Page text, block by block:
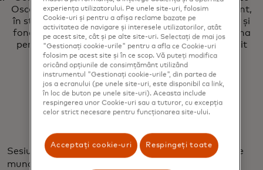
Oscar, fondatoarea și CEO-ul Sikhya Entertainment,
în stânga, și Lilly Singh, artista premiată cu Emmy și
fondatoarea Unicorn Island Fund, au împărțit scena
pentru o discuție despre puterea povestirii. (Credit
foto: Valeria Verastegui)
Sesiunile au inclus povești personale, inclusiv despre
munca
experiența utilizatorului. Pe unele site-uri, folosim
Cookie-uri și pentru a afișa reclame bazate pe
activitatea de navigare și interesele utilizatorilor, atât
pe acest site, cât și pe alte site-uri. Selectați de mai jos
"Gestionați cookie-urile" pentru a afla ce Cookie-uri
folosim pe acest site și în ce scop. Vă puteți modifica
oricând opțiunile de consimțământ utilizând
instrumentul "Gestionați cookie-urile", din partea de
jos a ecranului (pe unele site-uri, este disponibil ca link,
în loc de buton pe unele site-uri). Aceasta include
respingerea unor Cookie-uri sau a tuturor, cu excepția
celor strict necesare pentru funcționarea site-ului.
Acceptați cookie-uri Respingeți toate